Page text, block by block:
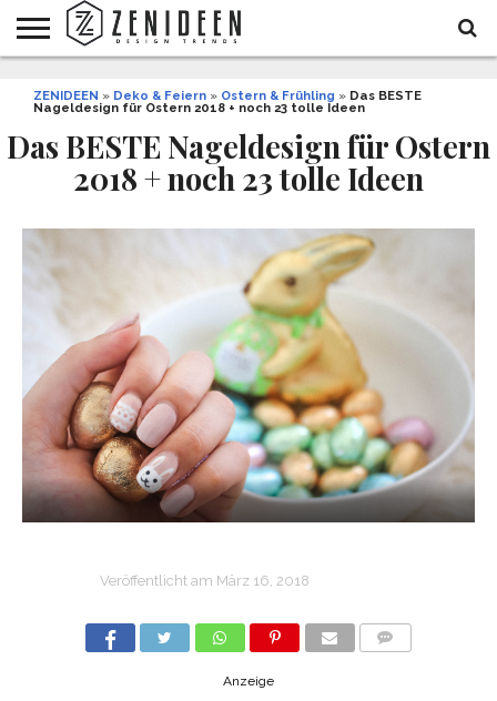
INNENDESIGN
ARCHITEKTUR
GARTEN
UND
LIFESTYLE
DEKO
&
DIY
STYLE
REZEPTE
GESUNDHEIT
WEIHNACHTEN
ZENIDEEN » Deko & Feiern » Ostern & Frühling » Das BESTE
Nageldesign für Ostern 2018 + noch 23 tolle Ideen
Das BESTE Nageldesign für Ostern
2018 + noch 23 tolle Ideen
Veröffentlicht am März 16, 2018
Anzeige